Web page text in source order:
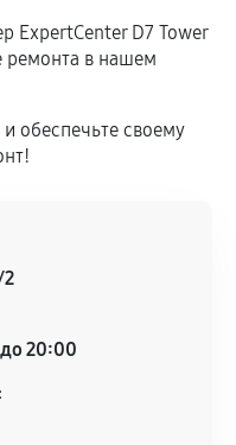
нашим сервисным
деталей
ExpertCenter D7 Tower
ремонта в нашем
обеспечьте своему
2
20:00